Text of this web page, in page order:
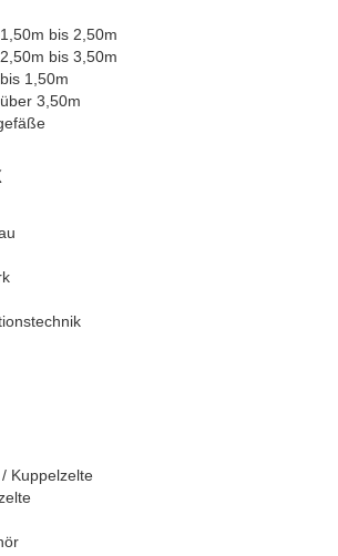
bis 2,50m
bis 3,50m
1,50m
3,50m
Kuppelzelte